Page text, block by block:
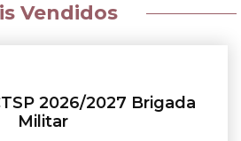
Vendidos
2026/2027 Brigada
Militar